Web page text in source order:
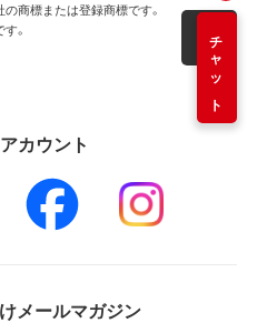
チャット
商標または登録商標です。
。
カウント
メールマガジン